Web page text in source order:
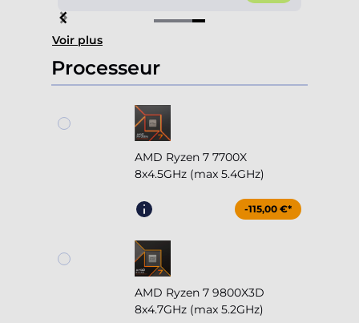
Item
4
of
4
Voir plus
Processeur
AMD Ryzen 7 7700X
8x4.5GHz (max 5.4GHz)
-115,00 €*
AMD Ryzen 7 9800X3D
8x4.7GHz (max 5.2GHz)